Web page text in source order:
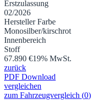
Erstzulassung
02/2026
Hersteller Farbe
Monosilber/kirschrot
Innenbereich
Stoff
67.890 €19% MwSt.
zurück
PDF Download
vergleichen
zum Fahrzeugvergleich (0)